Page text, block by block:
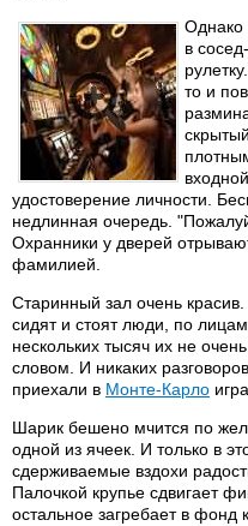
Однако
в
то и
удостоверение личности.
недлинная очередь.
Охранники у дверей
фамилией.
Старинный зал очень
сидят и стоят люди, по
нескольких тысяч их не
словом. И никаких
приехали в Монте-Карло
Шарик бешено мчится по
одной из ячеек. И только в
сдерживаемые вздохи
Палочкой крупье сдвигает
остальное загребает в фонд